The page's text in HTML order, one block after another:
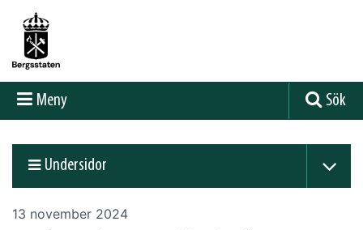
Meny Sök
Undersidor
13 november 2024